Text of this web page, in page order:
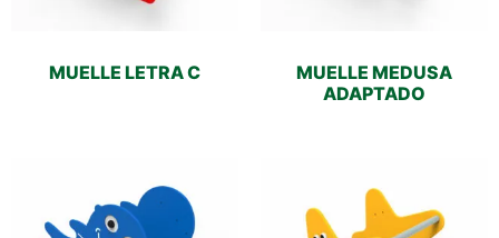
MUELLE LETRA C
MUELLE MEDUSA
ADAPTADO